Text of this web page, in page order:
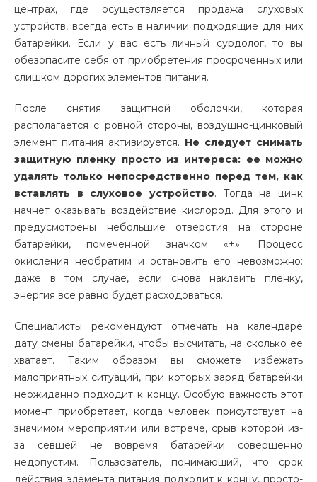
центрах, где осуществляется продажа слуховых
устройств, всегда есть в наличии подходящие для них
батарейки. Если у вас есть личный сурдолог, то вы
обезопасите себя от приобретения просроченных или
слишком дорогих элементов питания.
После снятия защитной оболочки, которая
располагается с ровной стороны, воздушно-цинковый
элемент питания активируется. Не следует снимать
защитную пленку просто из интереса: ее можно
удалять только непосредственно перед тем, как
вставлять в слуховое устройство. Тогда на цинк
начнет оказывать воздействие кислород. Для этого и
предусмотрены небольшие отверстия на стороне
батарейки, помеченной значком «+». Процесс
окисления необратим и остановить его невозможно:
даже в том случае, если снова наклеить пленку,
энергия все равно будет расходоваться.
Специалисты рекомендуют отмечать на календаре
дату смены батарейки, чтобы высчитать, на сколько ее
хватает. Таким образом вы сможете избежать
малоприятных ситуаций, при которых заряд батарейки
неожиданно подходит к концу. Особую важность этот
момент приобретает, когда человек присутствует на
значимом мероприятии или встрече, срыв которой из-
за севшей не вовремя батарейки совершенно
недопустим. Пользователь, понимающий, что срок
действия элемента питания подходит к концу, просто-